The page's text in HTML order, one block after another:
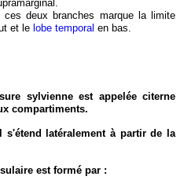
ces deux branches marque la limite
et le lobe temporal en bas.
sylvienne est appelée citerne
compartiments.
s'étend latéralement à partir de la
est formé par :